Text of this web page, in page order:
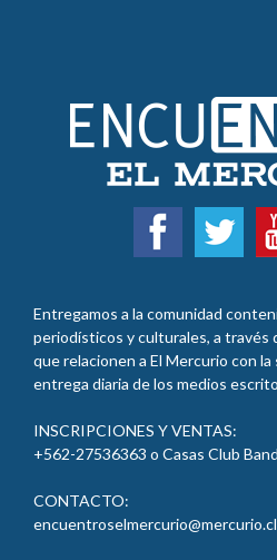
que relacionen a El Mercurio con la
entrega diaria de los medios
INSCRIPCIONES Y VENTAS:
5542
encuentroselmercurio@mercurio.cl